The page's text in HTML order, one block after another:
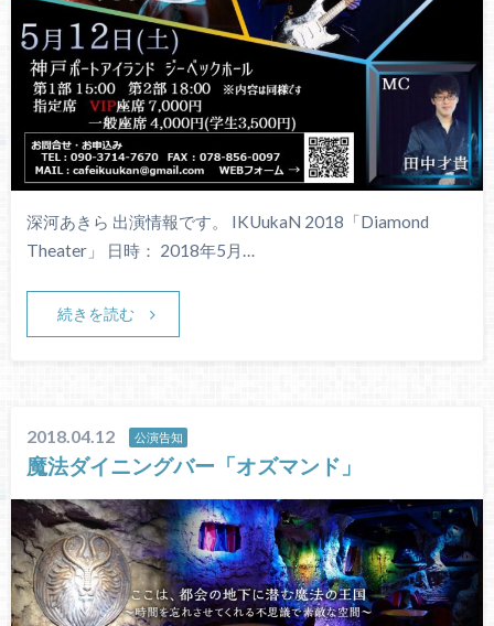
深河あきら 出演情報です。 IKUukaN 2018「Diamond
Theater」 日時： 2018年5月…
続きを読む
2018.04.12 公演告知
魔法ダイニングバー「オズマンド」